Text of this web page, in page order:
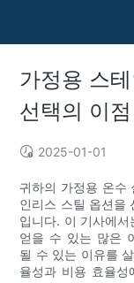
가정용 스
선택의 이점
2025-01-01
귀하의 가정용 온수
인리스 스틸 옵션을
입니다. 이 기사에
얻을 수 있는 많은
될 수 있는 이유를
율성과 비용 효율성